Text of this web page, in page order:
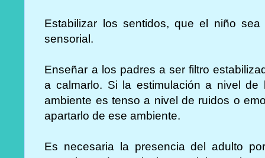
Estabilizar los sentidos, que el niño
sensorial.
Enseñar a los padres a ser filtro
a calmarlo. Si la estimulación a nivel
ambiente es tenso a nivel de ruidos o
apartarlo de ese ambiente.
Es necesaria la presencia del adulto